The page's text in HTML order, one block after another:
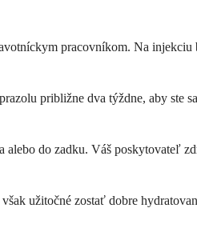
pracovníkom. Na
približne dva týždne, aby ste
alebo do zadku. Váš poskytovateľ
užitočné zostať dobre